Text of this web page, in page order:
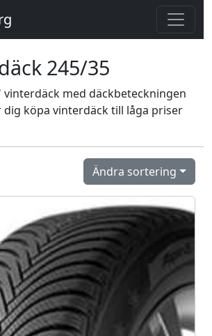
245/35
vinterdäck med däckbeteckningen
dig köpa vinterdäck till låga priser
Ändra sortering